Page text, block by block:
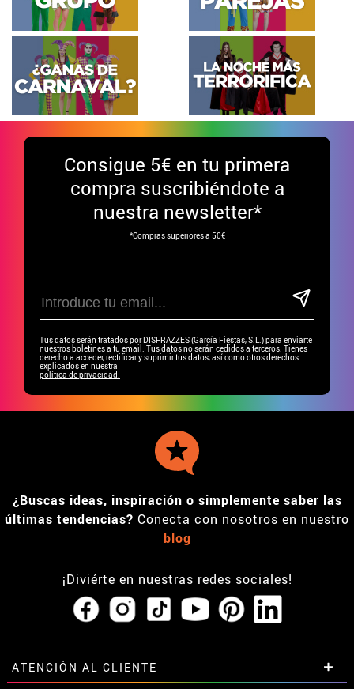
Consigue 5€ en tu primera
compra suscribiéndote a
nuestra newsletter*
*Compras superiores a 50€
Tus datos serán tratados por DISFRAZZES (García Fiestas, S.L.) para enviarte
nuestros boletines a tu email. Tus datos no serán cedidos a terceros. Tienes
derecho a acceder, rectificar y suprimir tus datos, así como otros derechos
explicados en nuestra
política de privacidad.
¿Buscas ideas, inspiración o simplemente saber las
últimas tendencias? Conecta con nosotros en nuestro
blog
¡Diviérte en nuestras redes sociales!
ATENCIÓN AL CLIENTE